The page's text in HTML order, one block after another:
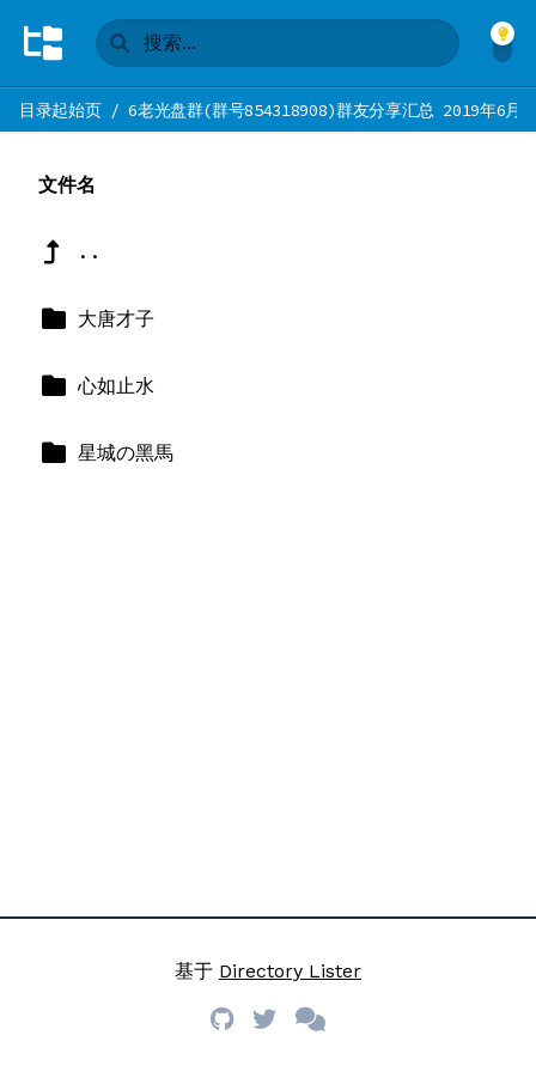
目录起始页/6老光盘群(群号854318908)群友分享汇总 2019年6月
文件名
..
大唐才子
心如止水
星城の黑馬
基于 Directory Lister